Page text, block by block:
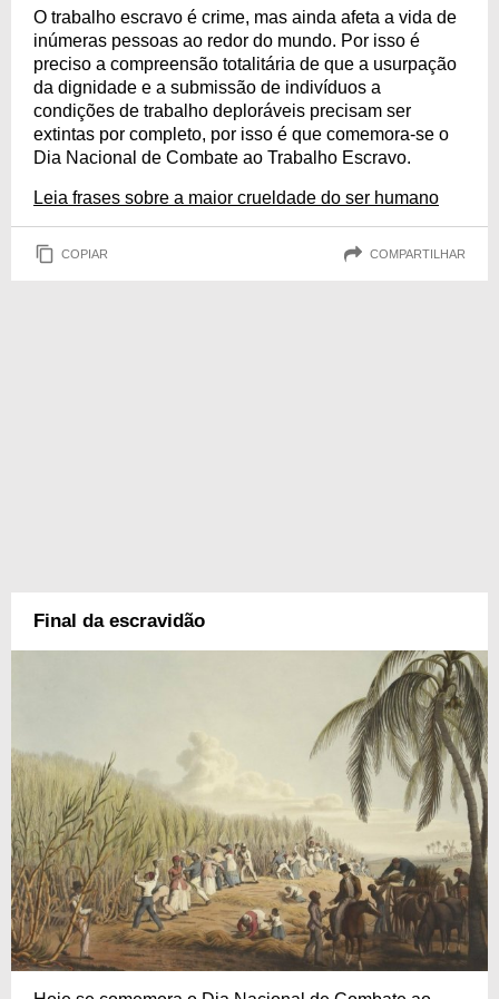
O trabalho escravo é crime, mas ainda afeta a vida de
inúmeras pessoas ao redor do mundo. Por isso é
preciso a compreensão totalitária de que a usurpação
da dignidade e a submissão de indivíduos a
condições de trabalho deploráveis precisam ser
extintas por completo, por isso é que comemora-se o
Dia Nacional de Combate ao Trabalho Escravo.
Leia frases sobre a maior crueldade do ser humano
COPIAR COMPARTILHAR
Final da escravidão